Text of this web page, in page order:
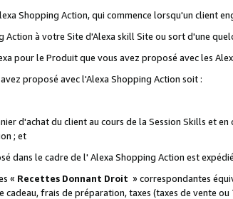
Shopping Action, qui commence lorsqu'un client
à votre Site d'Alexa skill Site ou sort d'une
pour le Produit que vous avez proposé avec les
proposé avec l'Alexa Shopping Action soit :
d'achat du client au cours de la Session Skills et
; et
dans le cadre de l' Alexa Shopping Action est
« Recettes Donnant Droit » correspondantes
frais de préparation, taxes (taxes de vente